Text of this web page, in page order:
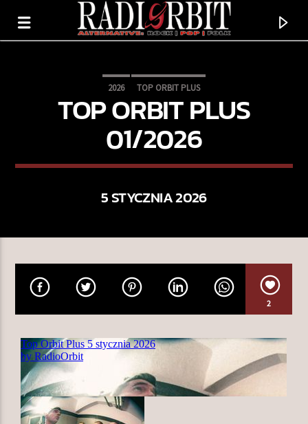
PALI JEJ SIĘ ŚWIAT
PRZEBIŚNIEGI
TERAZ W RAMÓWCE
EXTRA ORBIT
16:00 18:00
2026 TOP ORBIT PLUS
TOP ORBIT PLUS
01/2026
5 STYCZNIA 2026
2